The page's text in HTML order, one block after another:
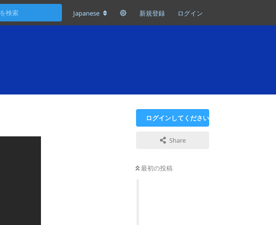
Japanese 新規登録 ログイン
ログインしてください
Share
最初の投稿